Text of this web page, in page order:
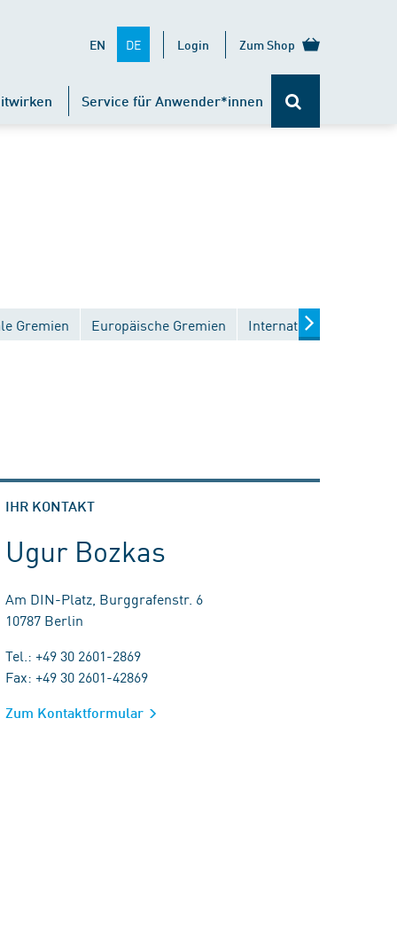
EN DE Login Zum Shop
Service für Anwender*innen
Gremien Europäische Gremien Internationale Gremien
IHR KONTAKT
Ugur Bozkas
Am DIN-Platz, Burggrafenstr. 6
10787 Berlin
Tel.: +49 30 2601-2869
Fax: +49 30 2601-42869
Zum Kontaktformular